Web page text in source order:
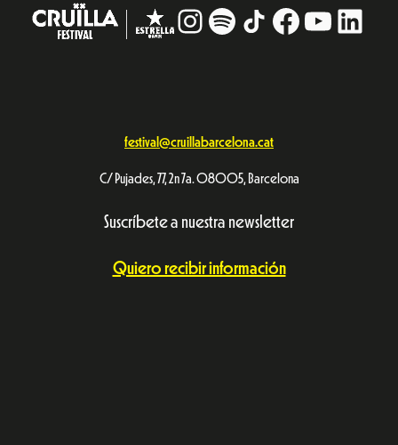
Instagram
# TikTokFacebook
festival@cruillabarcelona.cat
C/ Pujades, 77, 2n 7a. 08005, Barcelona
Suscríbete a nuestra newsletter
Quiero recibir información